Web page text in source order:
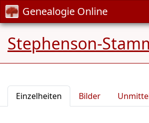
Genealogie Online
Stephenson-
Einzelheiten Bilder